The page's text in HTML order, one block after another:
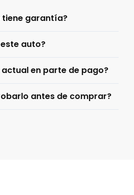
tiene garantía?
auto?
actual en parte de pago?
antes de comprar?